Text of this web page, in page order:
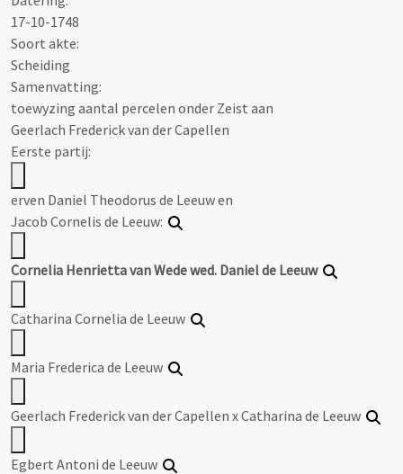
17-10-1748
Soort akte:
Scheiding
Samenvatting:
toewyzing aantal percelen onder Zeist aan
Geerlach Frederick van der Capellen
Eerste partij:
erven Daniel Theodorus de Leeuw en
Jacob Cornelis de Leeuw:
Cornelia Henrietta van Wede wed. Daniel de Leeuw
Catharina Cornelia de Leeuw
Maria Frederica de Leeuw
Geerlach Frederick van der Capellen x Catharina de Leeuw
Egbert Antoni de Leeuw